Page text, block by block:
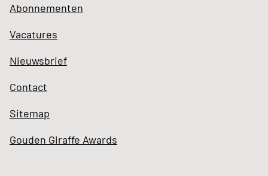
Abonnementen
Vacatures
Nieuwsbrief
Contact
Sitemap
Gouden Giraffe Awards